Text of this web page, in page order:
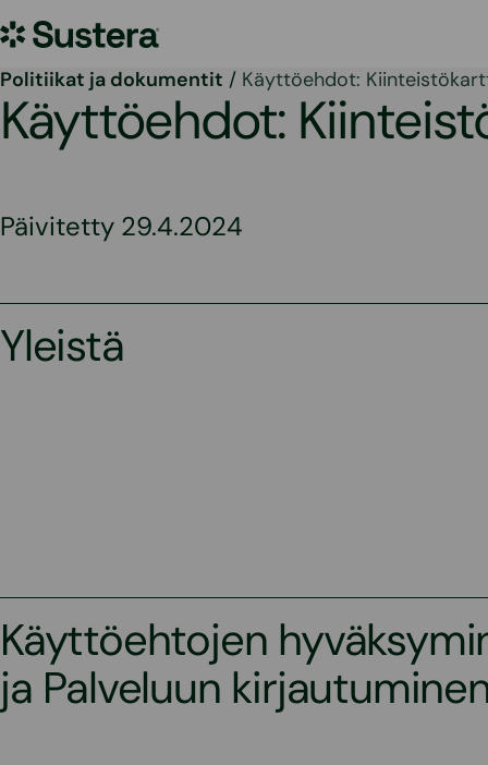
sisältöön
Sustera
Politiikat ja dokumentit / Käyttöehdot:
Käyttöehdot:
Päivitetty 29.4.2024
Yleistä
Käyttöehtojen
ja Palveluun